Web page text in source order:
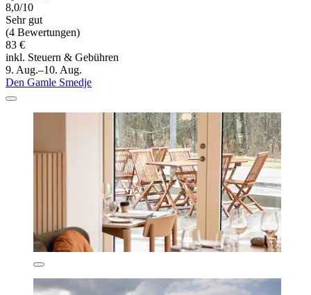
8,0/10
Sehr gut
(4 Bewertungen)
83 €
inkl. Steuern & Gebühren
9. Aug.–10. Aug.
Den Gamle Smedje